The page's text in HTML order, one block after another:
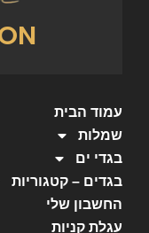
עמוד הבית
שמלות
בגדי ים
בגדים – קטגוריות
החשבון שלי
עגלת קניות